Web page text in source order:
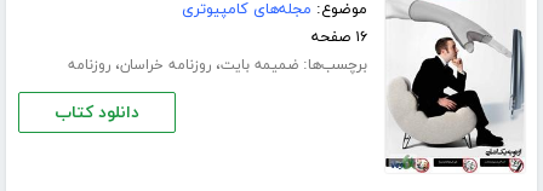
موضوع: مجله‌های کامپیوتری
۱۶ صفحه
برچسب‌ها:ضمیمه بایت،روزنامه خراسان،روزنامه
دانلود کتاب